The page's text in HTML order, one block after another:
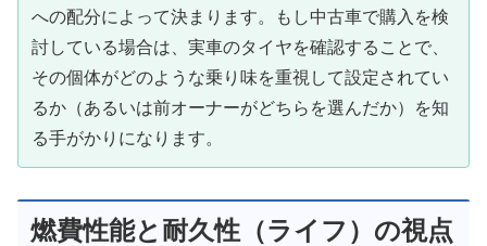
への配分によって決まります。もし中古車で購入を検
討している場合は、実車のタイヤを確認することで、
その個体がどのような乗り味を重視して設定されてい
るか（あるいは前オーナーがどちらを選んだか）を知
る手がかりになります。
燃費性能と耐久性（ライフ）の視点